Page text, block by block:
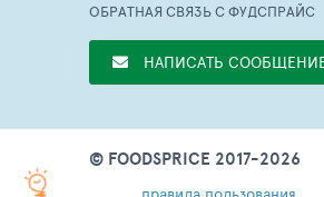
ОБРАТНАЯ СВЯЗЬ С ФУДСПРАЙС
НАПИСАТЬ
© FOODSPRICE 2017-2026